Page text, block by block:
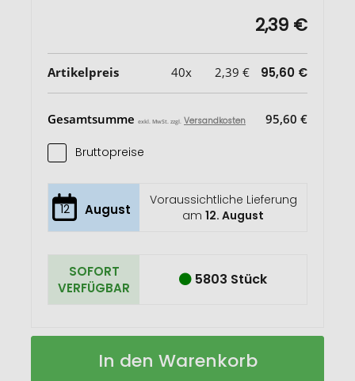
2,39 €
Artikelpreis 40x 2,39 € 95,60 €
Gesamtsumme exkl. MwSt. zzgl. Versandkosten 95,60 €
Bruttopreise
12 August
Voraussichtliche Lieferung
am12. August
SOFORT
VERFÜGBAR
5803 Stück
Polar
Auf
In den Warenkorb